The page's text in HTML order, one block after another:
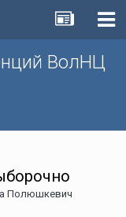
ВолНЦ
Полюшкевич